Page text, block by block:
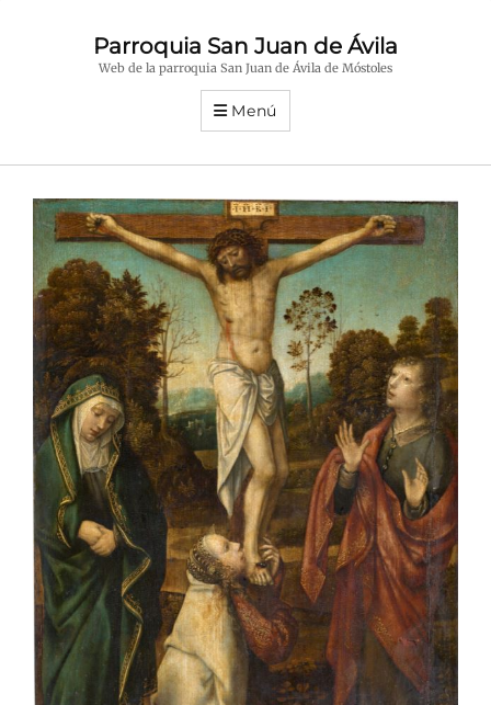
Parroquia San Juan de Ávila
Web de la parroquia San Juan de Ávila de Móstoles
Menú